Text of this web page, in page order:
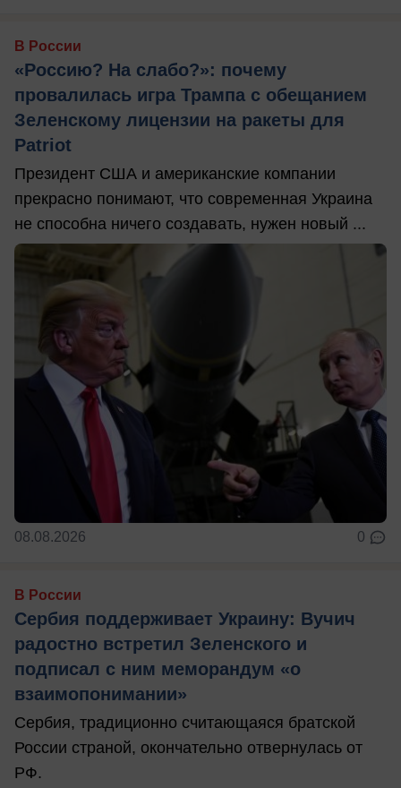
В России
«Россию? На слабо?»: почему
провалилась игра Трампа с обещанием
Зеленскому лицензии на ракеты для
Patriot
Президент США и американские компании
прекрасно понимают, что современная Украина
не способна ничего создавать, нужен новый ...
08.08.2026 0
В России
Сербия поддерживает Украину: Вучич
радостно встретил Зеленского и
подписал с ним меморандум «о
взаимопонимании»
Сербия, традиционно считающаяся братской
России страной, окончательно отвернулась от
РФ.